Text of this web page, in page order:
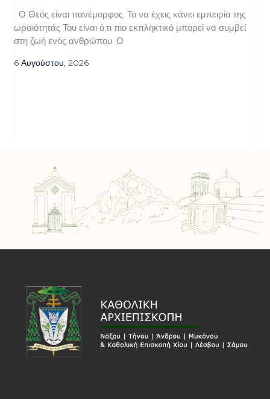
Ο Θεός είναι πανέμορφος. Το να έχεις κάνει εμπειρία της
ωραιότητάς Του είναι ό,τι πιο εκπληκτικό μπορεί να συμβεί
στη ζωή ενός ανθρώπου. Ο
6 Αυγούστου, 2026